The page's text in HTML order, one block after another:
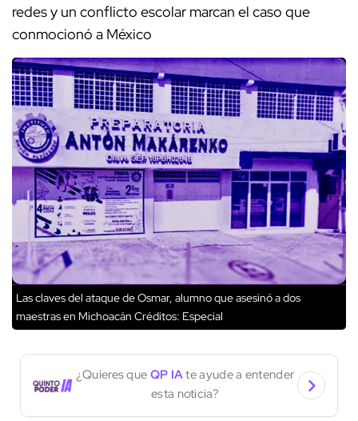
redes y un conflicto escolar marcan el caso que
conmocionó a México
Las claves del ataque de Osmar, alumno que asesinó a dos
maestras en Michoacán Créditos: Especial
¿Quieres que QP IAte ayude a entender
esta noticia?